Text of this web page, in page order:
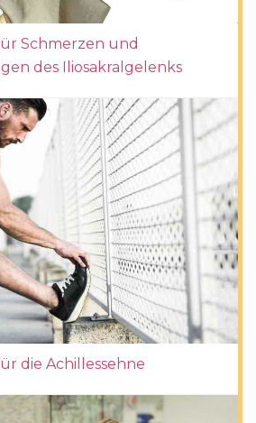
Schmerzen und
des Iliosakralgelenks
die Achillessehne